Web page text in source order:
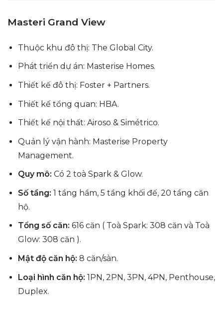
Masteri Grand View
Thuộc khu đô thị: The Global City.
Phát triển dự án: Masterise Homes.
Thiết kế đô thị: Foster + Partners.
Thiết kế tổng quan: HBA.
Thiết kế nội thất: Airoso & Simétrico.
Quản lý vận hành: Masterise Property
Management.
Quy mô: Có 2 toà Spark & Glow.
Số tầng: 1 tầng hầm, 5 tầng khối đế, 20 tầng căn
hộ.
Tổng số căn: 616 căn ( Toà Spark: 308 căn và Toà
Glow: 308 căn ).
Mật độ căn hộ: 8 căn/sàn.
Loại hình căn hộ: 1PN, 2PN, 3PN, 4PN, Penthouse,
Duplex.